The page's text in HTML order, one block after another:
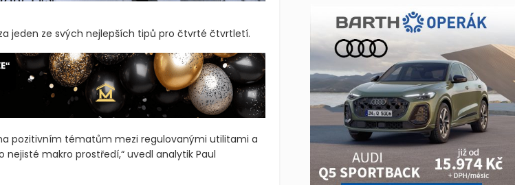
jeden ze svých nejlepších tipů pro čtvrté čtvrtletí.
pozitivním tématům mezi regulovanými utilitami a
makro prostředí,“ uvedl analytik Paul